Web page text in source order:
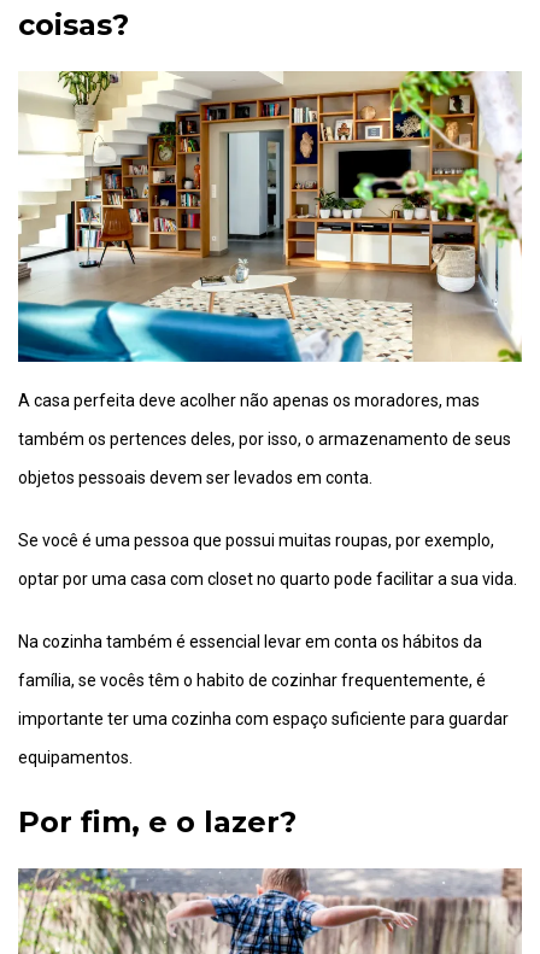
coisas?
A casa perfeita deve acolher não apenas os moradores, mas
também os pertences deles, por isso, o armazenamento de seus
objetos pessoais devem ser levados em conta.
Se você é uma pessoa que possui muitas roupas, por exemplo,
optar por uma casa com closet no quarto pode facilitar a sua vida.
Na cozinha também é essencial levar em conta os hábitos da
família, se vocês têm o habito de cozinhar frequentemente, é
importante ter uma cozinha com espaço suficiente para guardar
equipamentos.
Por fim, e o lazer?